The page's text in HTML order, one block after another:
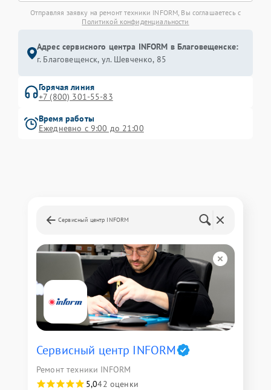
Отправляя заявку на ремонт техники INFORM, Вы соглашаетесь с
Политикой конфиденциальности
Адрес сервисного центра INFORM в Благовещенске:
г. Благовещенск, ул. Шевченко, 85
Горячая линия
+7 (800) 301-55-83
Время работы
Ежедневно с 9:00 до 21:00
Сервисный центр INFORM
Сервисный центр INFORM
Ремонт техники INFORM
5,042 оценки